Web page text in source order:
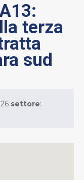
terza
sud
settore: